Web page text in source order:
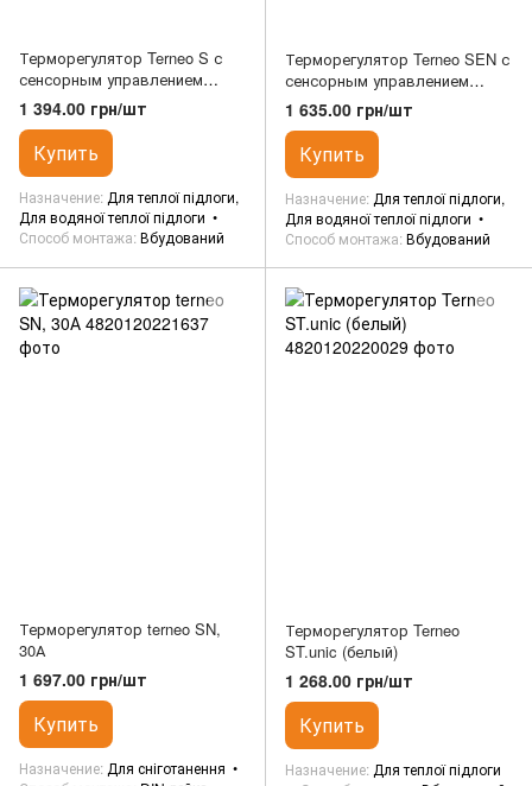
Терморегулятор Terneo S с
сенсорным управлением
(белый)
1 394.00 грн/шт
Купить
Назначение Для теплої підлоги,
Для водяної теплої підлоги
Способ монтажа Вбудований
Терморегулятор Terneo SEN с
сенсорным управлением
(белый)
1 635.00 грн/шт
Купить
Назначение Для теплої підлоги,
Для водяної теплої підлоги
Способ монтажа Вбудований
Терморегулятор terneo SN,
30А
1 697.00 грн/шт
Купить
Назначение Для сніготанення
Терморегулятор Terneo
ST.unic (белый)
1 268.00 грн/шт
Купить
Назначение Для теплої підлоги